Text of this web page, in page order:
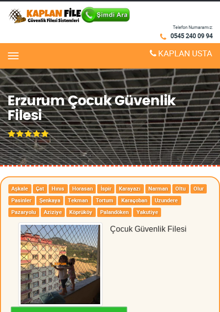
Telefon Numaramız:
0545 240 09 94
Menu KAPLAN USTA
Erzurum Çocuk Güvenlik
Filesi
Aşkale Çat Hınıs Horasan İspir Karayazı Narman Oltu
Olur
Pasinler
Şenkaya Tekman Tortum Karaçoban
Uzundere
Pazaryolu
Aziziye Köprüköy Palandöken Yakutiye
Çocuk Güvenlik Filesi